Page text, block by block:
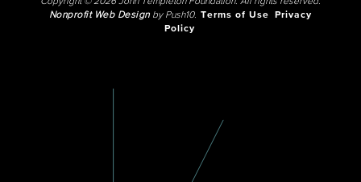
Nonprofit Web Designby Push10. Terms of Use
Privacy
Policy